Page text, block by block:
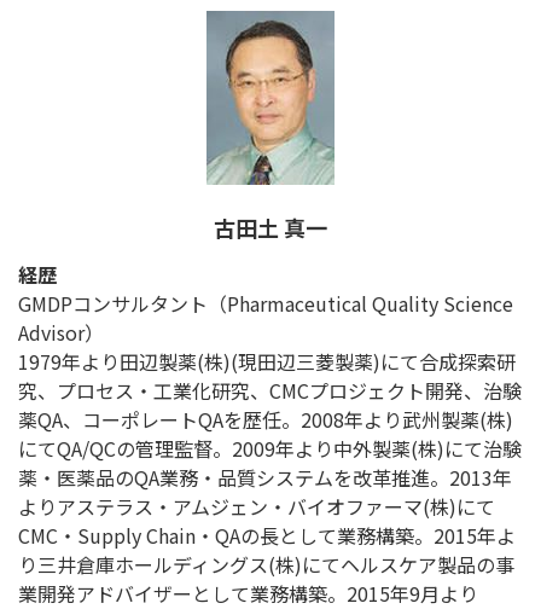
古田土 真一
経歴
GMDPコンサルタント（Pharmaceutical Quality Science
Advisor）
1979年より田辺製薬(株)(現田辺三菱製薬)にて合成探索研
究、プロセス・工業化研究、CMCプロジェクト開発、治験
薬QA、コーポレートQAを歴任。2008年より武州製薬(株)
にてQA/QCの管理監督。2009年より中外製薬(株)にて治験
薬・医薬品のQA業務・品質システムを改革推進。2013年
よりアステラス・アムジェン・バイオファーマ(株)にて
CMC・Supply Chain・QAの長として業務構築。2015年よ
り三井倉庫ホールディングス(株)にてヘルスケア製品の事
業開発アドバイザーとして業務構築。2015年9月より